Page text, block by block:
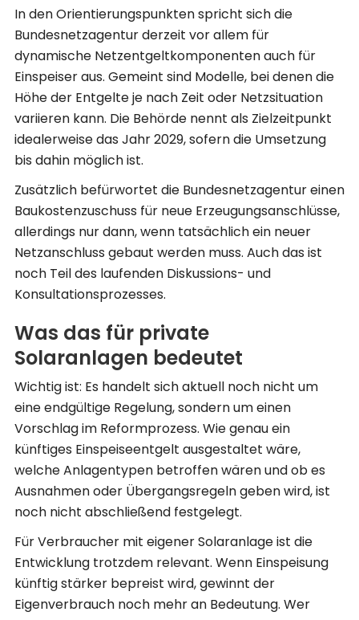
In den Orientierungspunkten spricht sich die
Bundesnetzagentur derzeit vor allem für
dynamische Netzentgeltkomponenten auch für
Einspeiser aus. Gemeint sind Modelle, bei denen die
Höhe der Entgelte je nach Zeit oder Netzsituation
variieren kann. Die Behörde nennt als Zielzeitpunkt
idealerweise das Jahr 2029, sofern die Umsetzung
bis dahin möglich ist.
Zusätzlich befürwortet die Bundesnetzagentur einen
Baukostenzuschuss für neue Erzeugungsanschlüsse,
allerdings nur dann, wenn tatsächlich ein neuer
Netzanschluss gebaut werden muss. Auch das ist
noch Teil des laufenden Diskussions- und
Konsultationsprozesses.
Was das für private
Solaranlagen bedeutet
Wichtig ist: Es handelt sich aktuell noch nicht um
eine endgültige Regelung, sondern um einen
Vorschlag im Reformprozess. Wie genau ein
künftiges Einspeiseentgelt ausgestaltet wäre,
welche Anlagentypen betroffen wären und ob es
Ausnahmen oder Übergangsregeln geben wird, ist
noch nicht abschließend festgelegt.
Für Verbraucher mit eigener Solaranlage ist die
Entwicklung trotzdem relevant. Wenn Einspeisung
künftig stärker bepreist wird, gewinnt der
Eigenverbrauch noch mehr an Bedeutung. Wer